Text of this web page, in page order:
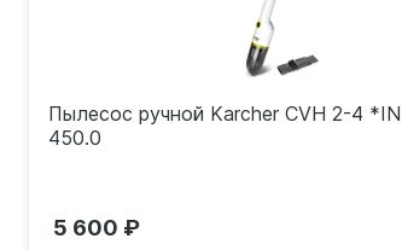
Пылесос ручной Karcher CVH 2-4
450.0
5 600